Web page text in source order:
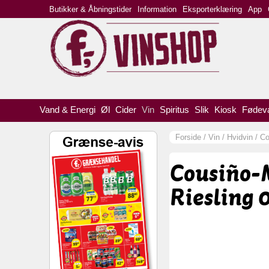
Vand & Energi Øl Cider Vin Spiritus Slik Kiosk
Forside / Vin / Hvidvin /
Riesling
Butikker & Åbningstider Information Eksporterklæring App